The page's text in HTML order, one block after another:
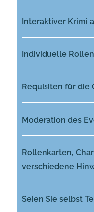
Interaktiver Krimi
Individuelle
Requisiten für die
Moderation des
Rollenkarten,
verschiedene
Seien Sie selbst